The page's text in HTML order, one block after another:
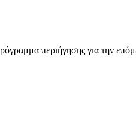
περιήγησης για την